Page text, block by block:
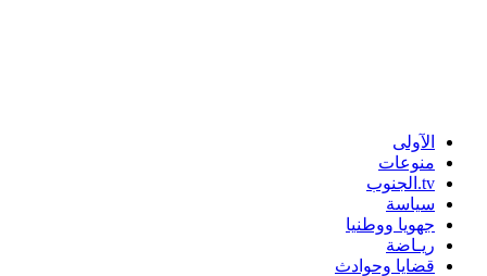
الآولى
منوعات
tv.الجنوب
سياسة
جهويا ووطنيا
ريـاضة
قضايا وحوادث